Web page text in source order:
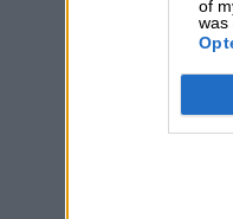
of
was